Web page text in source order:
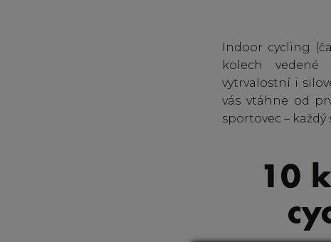
Indoor cycling
kolech
vytrvalostní i
vás vtáhne od
sportovec –
10